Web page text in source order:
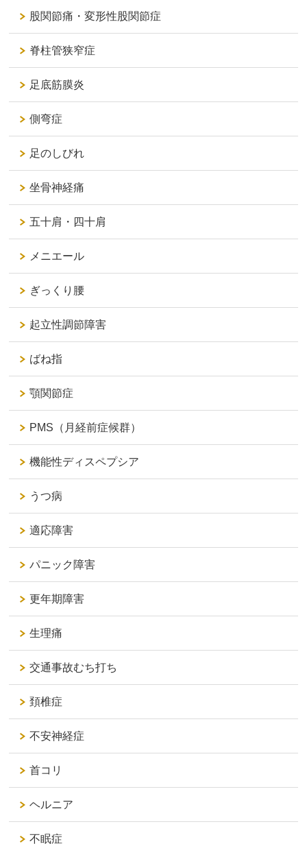
股関節痛・変形性股関節症
脊柱管狭窄症
足底筋膜炎
側弯症
足のしびれ
坐骨神経痛
五十肩・四十肩
メニエール
ぎっくり腰
起立性調節障害
ばね指
顎関節症
PMS（月経前症候群）
機能性ディスペプシア
うつ病
適応障害
パニック障害
更年期障害
生理痛
交通事故むち打ち
頚椎症
不安神経症
首コリ
ヘルニア
不眠症